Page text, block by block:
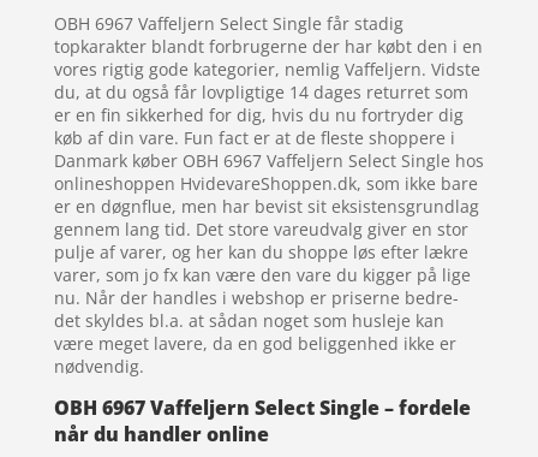
OBH 6967 Vaffeljern Select Single får stadig
topkarakter blandt forbrugerne der har købt den i en
vores rigtig gode kategorier, nemlig Vaffeljern. Vidste
du, at du også får lovpligtige 14 dages returret som
er en fin sikkerhed for dig, hvis du nu fortryder dig
køb af din vare. Fun fact er at de fleste shoppere i
Danmark køber OBH 6967 Vaffeljern Select Single hos
onlineshoppen HvidevareShoppen.dk, som ikke bare
er en døgnflue, men har bevist sit eksistensgrundlag
gennem lang tid. Det store vareudvalg giver en stor
pulje af varer, og her kan du shoppe løs efter lækre
varer, som jo fx kan være den vare du kigger på lige
nu. Når der handles i webshop er priserne bedre-
det skyldes bl.a. at sådan noget som husleje kan
være meget lavere, da en god beliggenhed ikke er
nødvendig.
OBH 6967 Vaffeljern Select Single – fordele
når du handler online